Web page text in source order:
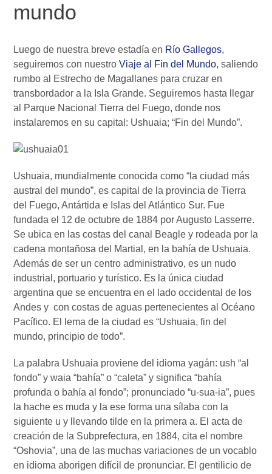
mundo
Luego de nuestra breve estadía en Río Gallegos,
seguiremos con nuestroViaje al Fin del Mundo, saliendo
rumbo al Estrecho de Magallanes para cruzar en
transbordador a la Isla Grande. Seguiremos hasta llegar
al Parque Nacional Tierra del Fuego, donde nos
instalaremos en su capital: Ushuaia; “Fin del Mundo”.
Ushuaia, mundialmente conocida como “la ciudad más
austral del mundo”, es capital de la provincia de Tierra
del Fuego, Antártida e Islas del Atlántico Sur. Fue
fundada el 12 de octubre de 1884 por Augusto Lasserre.
Se ubica en las costas del canal Beagle y rodeada por la
cadena montañosa del Martial, en la bahía de Ushuaia.
Además de ser un centro administrativo, es un nudo
industrial, portuario y turístico. Es la única ciudad
argentina que se encuentra en el lado occidental de los
Andes y con costas de aguas pertenecientes al Océano
Pacífico. El lema de la ciudad es “Ushuaia, fin del
mundo, principio de todo”.
La palabra Ushuaia proviene del idioma yagán: ush “al
fondo” y waia “bahía” o “caleta” y significa “bahía
profunda o bahía al fondo”; pronunciado “u-sua-ia”, pues
la hache es muda y la ese forma una sílaba con la
siguiente u y llevando tilde en la primera a. El acta de
creación de la Subprefectura, en 1884, cita el nombre
“Oshovia”, una de las muchas variaciones de un vocablo
en idioma aborigen difícil de pronunciar. El gentilicio de